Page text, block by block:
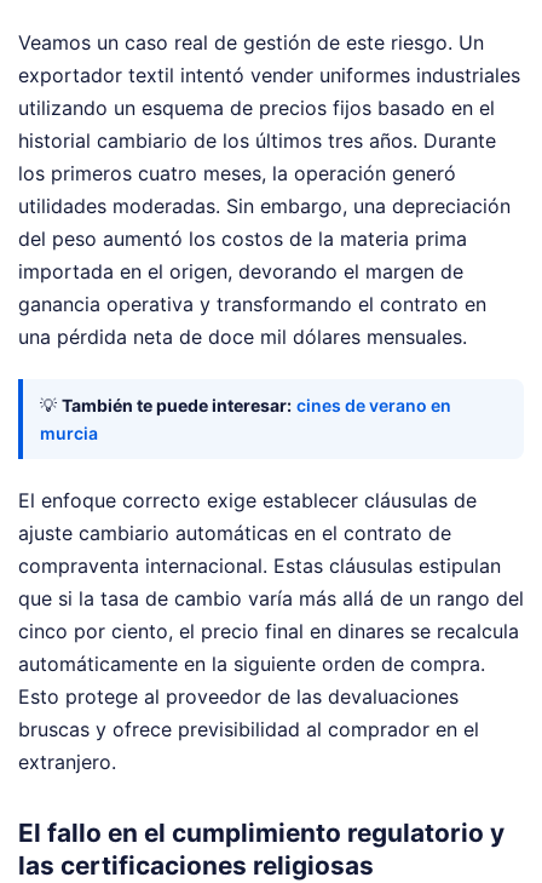
Veamos un caso real de gestión de este riesgo. Un
exportador textil intentó vender uniformes industriales
utilizando un esquema de precios fijos basado en el
historial cambiario de los últimos tres años. Durante
los primeros cuatro meses, la operación generó
utilidades moderadas. Sin embargo, una depreciación
del peso aumentó los costos de la materia prima
importada en el origen, devorando el margen de
ganancia operativa y transformando el contrato en
una pérdida neta de doce mil dólares mensuales.
💡 También te puede interesar: cines de verano en
murcia
El enfoque correcto exige establecer cláusulas de
ajuste cambiario automáticas en el contrato de
compraventa internacional. Estas cláusulas estipulan
que si la tasa de cambio varía más allá de un rango del
cinco por ciento, el precio final en dinares se recalcula
automáticamente en la siguiente orden de compra.
Esto protege al proveedor de las devaluaciones
bruscas y ofrece previsibilidad al comprador en el
extranjero.
El fallo en el cumplimiento regulatorio y
las certificaciones religiosas